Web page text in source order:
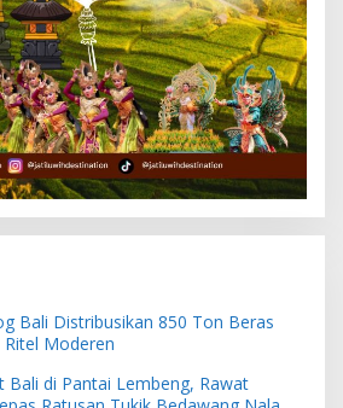
Bali Distribusikan 850 Ton Beras
Ritel Moderen
Bali di Pantai Lembeng, Rawat